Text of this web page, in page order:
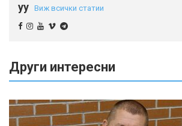
yy Виж всички статии
Други интересни